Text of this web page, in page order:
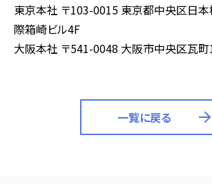
東京本社 〒103-0015 東京都中央区日
際箱崎ビル4F
大阪本社 〒541-0048 大阪市中央区瓦町
一覧に戻る